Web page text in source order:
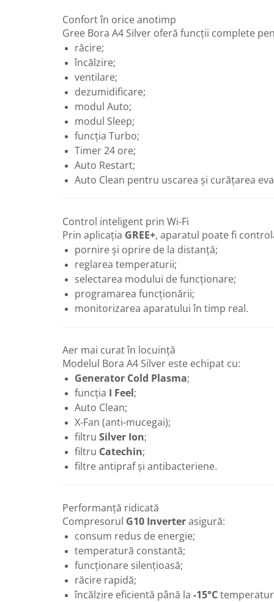
Accesorii radiatoare
Preparatoare pentru apa calda
Boilere electrice
Boilere termoelectrice
Boilere indirecte cu serpentina
Boilere solare indirecte (cu
Boilere pentru pompe de caldura
Accesorii boilere
Tevi si fitinguri
Tevi si fitinguri PPR
Fitinguri alama
Tevi si fitinguri fonta
Robineti de trecere pentru apa
Robineti radiator
Accesorii robineti
Robineti tip fluture
Pompe de circulatie
Pompe submersibile
Vase de expansiune
Vase de expansiune pentru
Vase de expansiune pentru
instalatii sanitare
Vas de expansiune pentru hidrofor
Confort în orice anotimp
Gree Bora A4 Silver oferă funcții complete
răcire;
încălzire;
ventilare;
dezumidificare;
modul Auto;
modul Sleep;
funcția Turbo;
Timer 24 ore;
Auto Restart;
Auto Clean pentru uscarea și curățarea
Control inteligent prin Wi-Fi
Prin aplicația GREE+, aparatul poate fi
pornire și oprire de la distanță;
reglarea temperaturii;
selectarea modului de funcționare;
programarea funcționării;
monitorizarea aparatului în timp real.
Aer mai curat în locuință
Modelul Bora A4 Silver este echipat cu:
Generator Cold Plasma;
funcția I Feel;
Auto Clean;
X-Fan (anti-mucegai);
filtru Silver Ion;
filtru Catechin;
filtre antipraf și antibacteriene.
Performanță ridicată
Compresorul G10 Inverterasigură:
consum redus de energie;
temperatură constantă;
funcționare silențioasă;
răcire rapidă;
încălzire eficientă până la -15°C